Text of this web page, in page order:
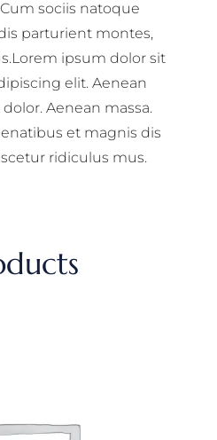
sociis natoque
parturient montes,
ipsum dolor sit
elit. Aenean
Aenean massa.
et magnis dis
ridiculus mus.